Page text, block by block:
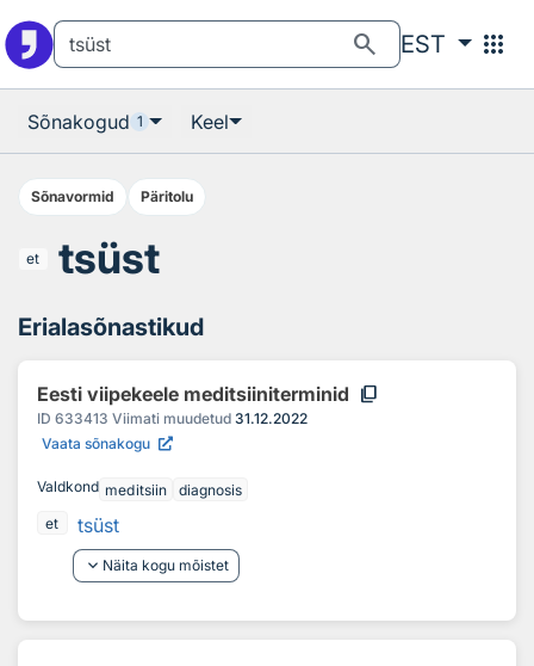
search EST apps
Sõnakogud 1 Keel
Sõnavormid Päritolu
et tsüst
Erialasõnastikud
Eesti viipekeele meditsiiniterminid content_copy
ID 633413 Viimati muudetud 31.12.2022
Vaata sõnakogu
Valdkond meditsiin
diagnosis
et
tsüst
keyboard_arrow_down Näita kogu mõistet